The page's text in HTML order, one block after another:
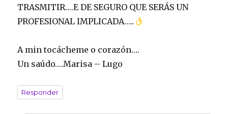
TRASMITIR….E DE SEGURO QUE SERÁS UN
PROFESIONAL IMPLICADA…..
A min tocácheme o corazón….
Un saúdo….Marisa – Lugo
Responder